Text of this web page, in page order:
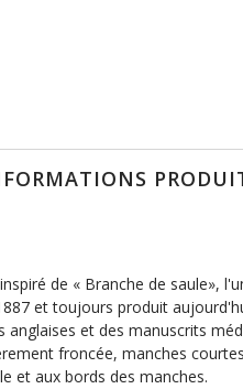
de « Branche de saule»,
et toujours produit
et des manuscrits
froncée, manches
et aux bords des manches.